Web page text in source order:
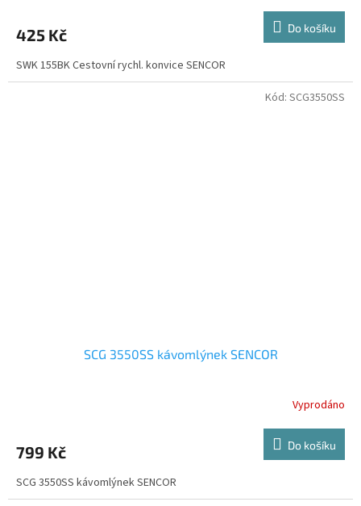
425 Kč Do košíku
SWK 155BK Cestovní rychl. konvice SENCOR
SCG 3550SS kávomlýnek SENCOR
Vyprodáno
799 Kč Do košíku
SCG 3550SS kávomlýnek SENCOR
Kód: SCG3550SS